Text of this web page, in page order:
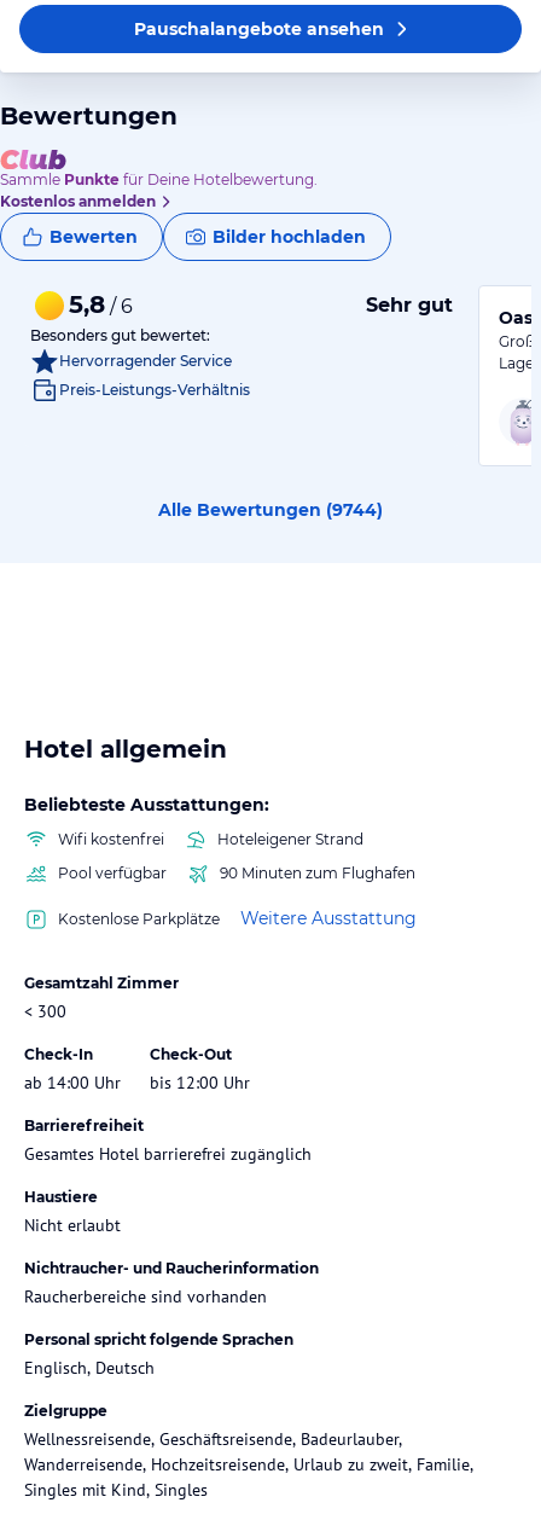
Pauschalangeboteansehen
Bewertungen
Sammle Punkte für Deine Hotelbewertung.
Kostenlos anmelden
Bewerten Bilder hochladen
5,8 / 6 Sehr gut
Besonders gut bewertet:
Hervorragender Service
Preis-Leistungs-Verhältnis
Lage
Alle Bewertungen (9744)
Hotel allgemein
Beliebteste Ausstattungen:
Wifi kostenfrei
Hoteleigener Strand
Pool verfügbar
90 Minuten zum Flughafen
Kostenlose Parkplätze Weitere Ausstattung
Gesamtzahl Zimmer
< 300
Check-In
ab 14:00 Uhr
Check-Out
bis 12:00 Uhr
Barrierefreiheit
Gesamtes Hotel barrierefrei zugänglich
Haustiere
Nicht erlaubt
Nichtraucher- und Raucherinformation
Raucherbereiche sind vorhanden
Personal spricht folgende Sprachen
Englisch, Deutsch
Zielgruppe
Wellnessreisende, Geschäftsreisende, Badeurlauber,
Wanderreisende, Hochzeitsreisende, Urlaub zu zweit, Familie,
Singles mit Kind, Singles